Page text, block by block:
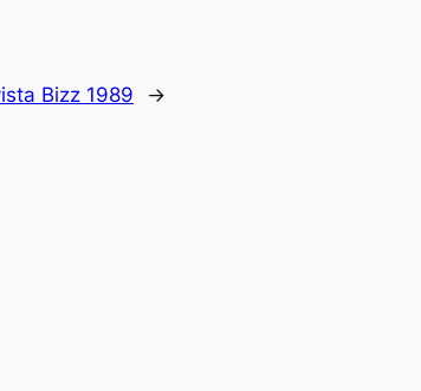
Bizz 1989 →